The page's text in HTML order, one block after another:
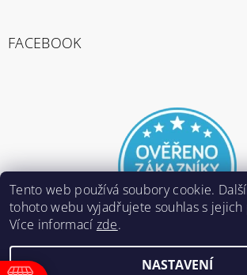
FACEBOOK
E-ARMY.cz, všechna práva
Tento web používá soubory cookie.
tohoto webu vyjadřujete souhlas s jejich
Více informací zde.
NASTAVENÍ